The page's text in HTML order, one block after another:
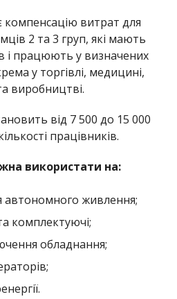
витрат для
2 та 3 груп, які мають
і працюють у визначених
у торгівлі, медицині,
виробництві.
від 7 500 до 15 000
працівників.
використати на:
автономного живлення;
комплектуючі;
обладнання;